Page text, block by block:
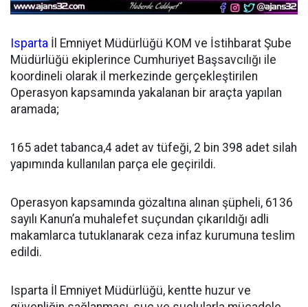
Isparta İl Emniyet Müdürlüğü KOM ve İstihbarat Şube
Müdürlüğü ekiplerince Cumhuriyet Başsavcılığı ile
koordineli olarak il merkezinde gerçekleştirilen
Operasyon kapsamında yakalanan bir araçta yapılan
aramada;
165 adet tabanca,4 adet av tüfeği, 2 bin 398 adet silah
yapımında kullanılan parça ele geçirildi.
Operasyon kapsamında gözaltına alınan şüpheli, 6136
sayılı Kanun’a muhalefet suçundan çıkarıldığı adli
makamlarca tutuklanarak ceza infaz kurumuna teslim
edildi.
Isparta İl Emniyet Müdürlüğü, kentte huzur ve